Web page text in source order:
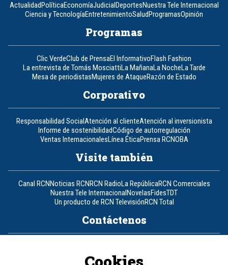
ActualidadPolíticaEconomíaJudicialDeportesNuestra Tele Internacional
Ciencia y TecnologíaEntretenimientoSaludProgramasOpinión
Programas
Clic VerdeClub de PrensaEl InformativoFlash Fashion
La entrevista de Tomás MosciattiLa MañanaLa NocheLa Tarde
Mesa de periodistasMujeres de AtaqueRazón de Estado
Corporativo
Responsabilidad SocialAtención al clienteAtención al inversionista
Informe de sostenibilidadCódigo de autorregulación
Ventas InternacionalesLínea ÉticaPrensa RCNOBA
Visite también
Canal RCNNoticias RCNRCN RadioLa RepúblicaRCN Comerciales
Nuestra Tele InternacionalNovelasFidesTDT
Un producto de RCN TelevisiónRCN Total
Contáctenos